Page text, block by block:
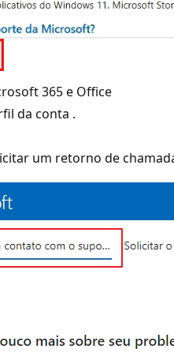
365 e Office
da conta .
um retorno de